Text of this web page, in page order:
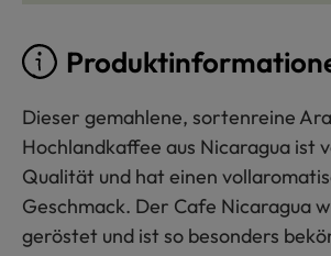
Dieser gemahlene, sortenreine
Hochlandkaffee aus Nicaragua ist
Qualität und hat einen
Geschmack. Der Cafe Nicaragua
geröstet und ist so besonders